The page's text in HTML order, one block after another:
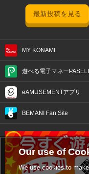
最新投稿を見る
MY KONAMI
遊べる電子マネーPASELI
eAMUSEMENTアプリ
BEMANI Fan Site
Our use of
We use cookies to